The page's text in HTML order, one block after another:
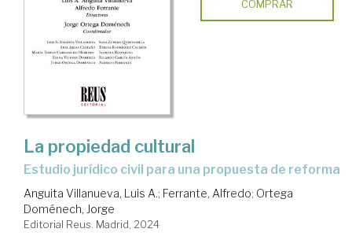
COMPRAR
La propiedad cultural
estudio jurídico civil para una propuesta de reforma
Anguita Villanueva, Luis A.; Ferrante, Alfredo; Ortega
Doménech, Jorge
Editorial Reus. Madrid, 2024